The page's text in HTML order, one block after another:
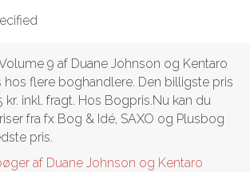
9 af Duane Johnson og Kentaro
hos flere boghandlere. Den billigste pris
kr. inkl. fragt. Hos Bogpris.Nu kan du
fra fx Bog & Idé, SAXO og Plusbog
pris.
af Duane Johnson og Kentaro